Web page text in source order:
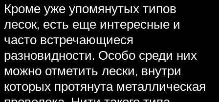
Кроме уже упомянутых типов
лесок, есть еще интересные и
часто встречающиеся
разновидности. Особо среди них
можно отметить лески, внутри
которых протянута металлическая